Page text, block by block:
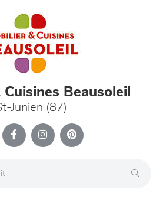
Cuisines Beausoleil
Junien (87)